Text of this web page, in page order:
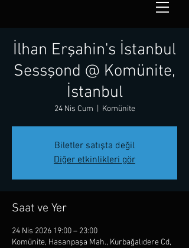
İlhan Erşahin's İstanbul
Sessşond @ Komünite,
İstanbul
24 Nis Cum Komünite
Biletler satışta değil
Diğer etkinlikleri gör
Saat ve Yer
24 Nis 2026 19:00 – 23:00
Komünite, Hasanpaşa Mah., Kurbağalıdere Cd,